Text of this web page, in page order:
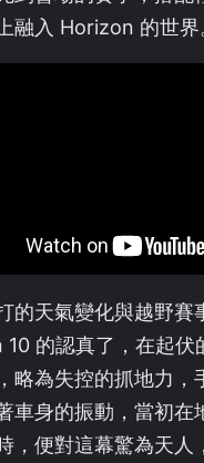
融入 Horizon 的世界
的天氣變化與越野賽
10 的認真了，在起伏
略為失控的抓地力，
車身的振動，當初在
，便對這幕驚為天人